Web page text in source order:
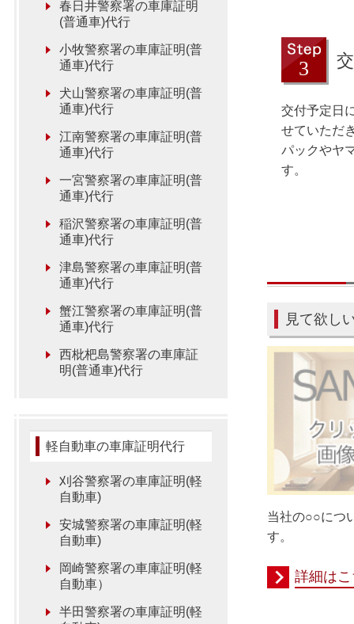
交付予定日
せていただ
パックやヤ
す。
見て欲し
当社の○○につ
す。
詳細は
春日井警察署の車庫証明
(普通車)代行
小牧警察署の車庫証明(普
通車)代行
犬山警察署の車庫証明(普
通車)代行
江南警察署の車庫証明(普
通車)代行
一宮警察署の車庫証明(普
通車)代行
稲沢警察署の車庫証明(普
通車)代行
津島警察署の車庫証明(普
通車)代行
蟹江警察署の車庫証明(普
通車)代行
西枇杷島警察署の車庫証
明(普通車)代行
軽自動車の車庫証明代行
刈谷警察署の車庫証明(軽
自動車)
安城警察署の車庫証明(軽
自動車)
岡崎警察署の車庫証明(軽
自動車）
半田警察署の車庫証明(軽